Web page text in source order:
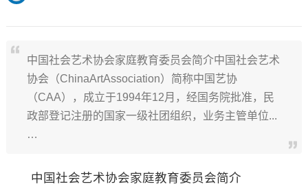
中国社会艺术协会家庭教育委员会简介中国社会艺术
协会（ChinaArtAssociation）简称中国艺协
（CAA），成立于1994年12月，经国务院批准，民
政部登记注册的国家一级社团组织，业务主管单位...
…
中国社会艺术协会家庭教育委员会简介